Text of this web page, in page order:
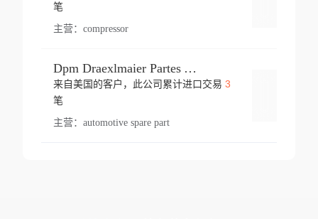
笔
主营： compressor
Dpm Draexlmaier Partes Automotrices Corr Ind Huejotzingo
来自美国的客户，此公司累计进口交易 3
笔
主营： automotive spare part